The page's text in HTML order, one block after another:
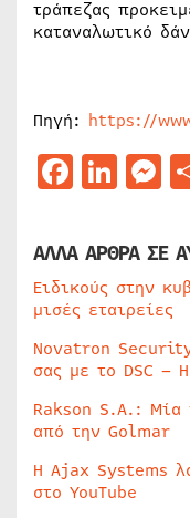
τράπεζας
καταναλωτικό
Πηγή: https://
ΑΛΛΑ ΑΡΘΡΑ ΣΕ
Ειδικούς στην
μισές εταιρείες
Novatron
σας με το DSC –
Rakson S.A.: Μία
από την Golmar
Η Ajax Systems
στο YouTube